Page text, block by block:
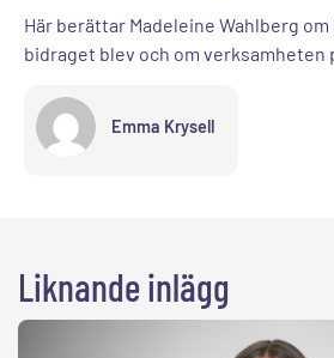
Här berättar Madeleine Wahlberg
bidraget blev och om verksamheten
Emma Krysell
Liknande inlägg